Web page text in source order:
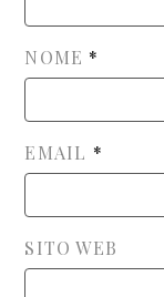
NOME *
EMAIL *
SITO WEB